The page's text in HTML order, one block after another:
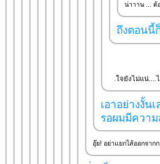
น่าาาน ... ต้
ถึงตอนนี้
.ใจยังไม่แน่....
เอาอย่างงั้น
รอผมมีความ
อุ๊ย! อย่าแยกไส้ออกจาก